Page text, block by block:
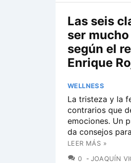
Las seis
ser
según el
Enrique
WELLNESS
La tristeza y la
contrarios que
emociones. Un
da consejos
LEER MÁS »
0
JOAQUÍN